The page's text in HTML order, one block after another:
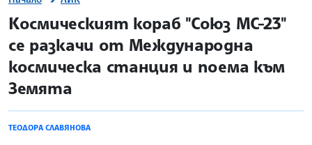
site.bta
Космическият кораб "Союз МС-23"
се разкачи от Международна
космическа станция и поема към
Земята
ТЕОДОРА СЛАВЯНОВА